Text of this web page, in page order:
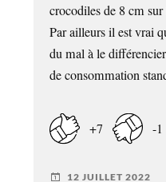
crocodiles de 8 cm
Par ailleurs il est vrai
du mal à le
de consommation
+7 -1
12 JUILLET 2022